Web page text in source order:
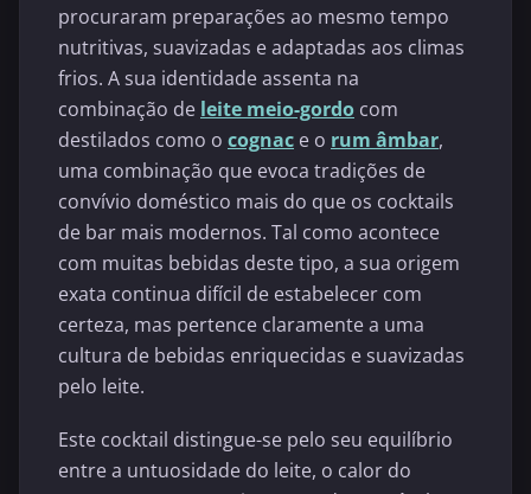
procuraram preparações ao mesmo tempo
nutritivas, suavizadas e adaptadas aos climas
frios. A sua identidade assenta na
combinação de leite meio-gordo com
destilados como o cognac e o rum âmbar,
uma combinação que evoca tradições de
convívio doméstico mais do que os cocktails
de bar mais modernos. Tal como acontece
com muitas bebidas deste tipo, a sua origem
exata continua difícil de estabelecer com
certeza, mas pertence claramente a uma
cultura de bebidas enriquecidas e suavizadas
pelo leite.
Este cocktail distingue-se pelo seu equilíbrio
entre a untuosidade do leite, o calor do